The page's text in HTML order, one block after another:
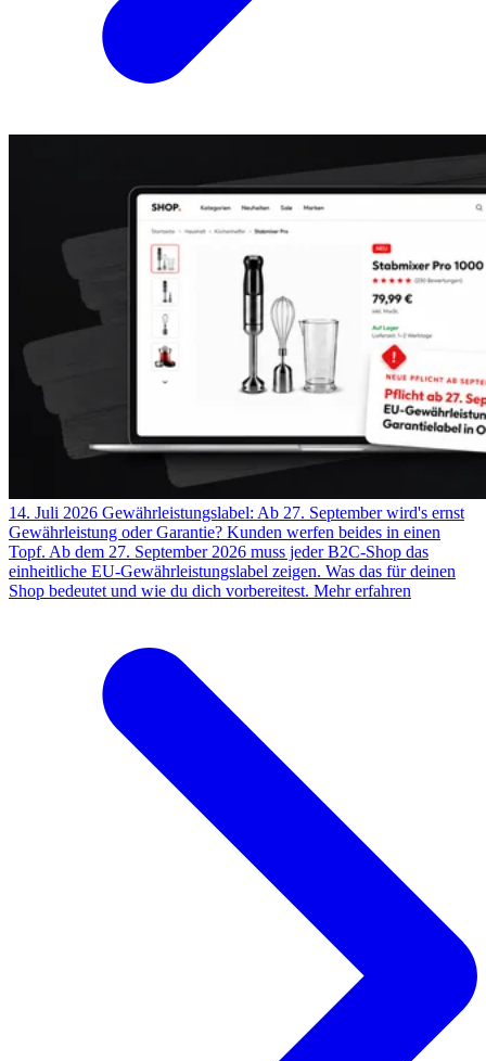
14. Juli 2026 Gewährleistungslabel: Ab 27. September wird's ernst
Gewährleistung oder Garantie? Kunden werfen beides in einen
Topf. Ab dem 27. September 2026 muss jeder B2C-Shop das
einheitliche EU-Gewährleistungslabel zeigen. Was das für deinen
Shop bedeutet und wie du dich vorbereitest. Mehr erfahren